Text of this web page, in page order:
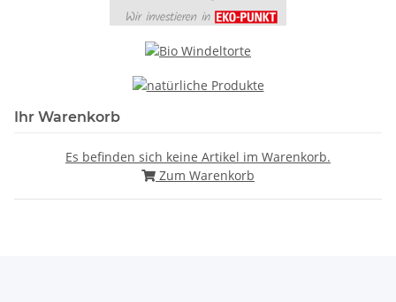
Ihr Warenkorb
Es befinden sich keine Artikel im Warenkorb.
Zum Warenkorb